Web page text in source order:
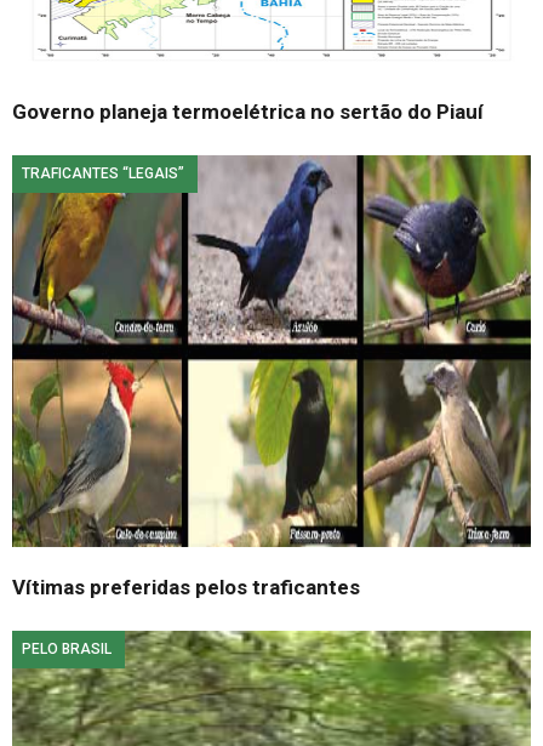
Governo planeja termoelétrica no sertão do Piauí
TRAFICANTES “LEGAIS”
Vítimas preferidas pelos traficantes
PELO BRASIL